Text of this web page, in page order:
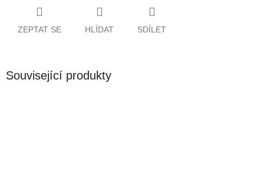
ZEPTAT SE HLÍDAT SDÍLET
Související produkty